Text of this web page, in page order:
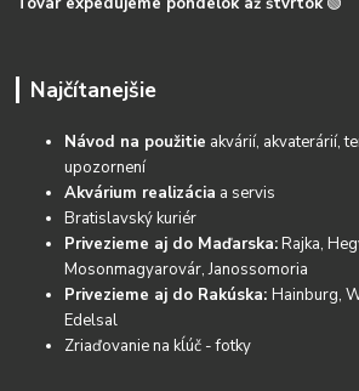
Najčítanejšie
Návod na použitie akvárií, akvaterárií,
upozornení
Akvárium realizácia a servis
Bratislavský kuriér
Privezieme aj do Maďarska:Rajka,
Mosonmagyarovár, Janossomoria
Privezieme aj do Rakúska:Hainburg,
Edelsal
Zriaďovanie na kĺúč - fotky